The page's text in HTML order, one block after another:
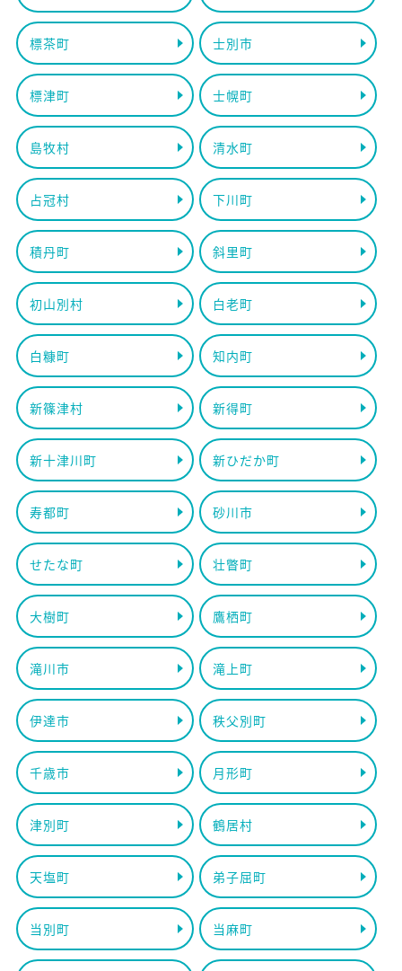
標茶町 士別市
標津町 士幌町
島牧村 清水町
占冠村 下川町
積丹町 斜里町
初山別村 白老町
白糠町 知内町
新篠津村 新得町
新十津川町 新ひだか町
寿都町 砂川市
せたな町 壮瞥町
大樹町 鷹栖町
滝川市 滝上町
伊達市 秩父別町
千歳市 月形町
津別町 鶴居村
天塩町 弟子屈町
当別町 当麻町